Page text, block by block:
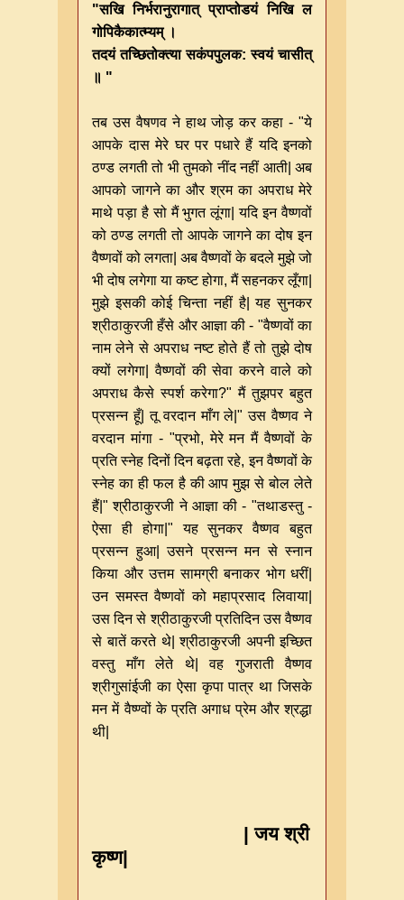
"सखि निर्भरानुरागात् प्राप्तोडयं निखि ल
गोपिकैकात्म्यम् ।
तदयं तच्छितोक्त्या सकंपपुलक: स्वयं चासीत्
॥ "
तब उस वैषणव ने हाथ जोड़ कर कहा - "ये
आपके दास मेरे घर पर पधारे हैं यदि इनको
ठण्ड लगती तो भी तुमको नींद नहीं आती| अब
आपको जागने का और श्रम का अपराध मेरे
माथे पड़ा है सो मैं भुगत लूंगा| यदि इन वैष्णवों
को ठण्ड लगती तो आपके जागने का दोष इन
वैष्णवों को लगता| अब वैष्णवों के बदले मुझे जो
भी दोष लगेगा या कष्ट होगा, मैं सहनकर लूँगा|
मुझे इसकी कोई चिन्ता नहीं है| यह सुनकर
श्रीठाकुरजी हँसे और आज्ञा की - "वैष्णवों का
नाम लेने से अपराध नष्ट होते हैं तो तुझे दोष
क्यों लगेगा| वैष्णवों की सेवा करने वाले को
अपराध कैसे स्पर्श करेगा?" मैं तुझपर बहुत
प्रसन्न हूँ| तू वरदान माँग ले|" उस वैष्णव ने
वरदान मांगा - "प्रभो, मेरे मन मैं वैष्णवों के
प्रति स्नेह दिनों दिन बढ़ता रहे, इन वैष्णवों के
स्नेह का ही फल है की आप मुझ से बोल लेते
हैं|" श्रीठाकुरजी ने आज्ञा की - "तथाडस्तु -
ऐसा ही होगा|" यह सुनकर वैष्णव बहुत
प्रसन्न हुआ| उसने प्रसन्न मन से स्नान
किया और उत्तम सामग्री बनाकर भोग धरीं|
उन समस्त वैष्णवों को महाप्रसाद लिवाया|
उस दिन से श्रीठाकुरजी प्रतिदिन उस वैष्णव
से बातें करते थे| श्रीठाकुरजी अपनी इच्छित
वस्तु माँग लेते थे| वह गुजराती वैष्णव
श्रीगुसांईजी का ऐसा कृपा पात्र था जिसके
मन में वैष्ण्वों के प्रति अगाध प्रेम और श्रद्धा
थी|
| जय श्री
कृष्ण|